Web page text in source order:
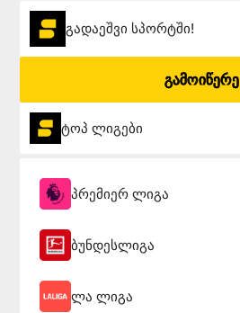
გადაეშვი სპორტში!
გამოიწერე
ტოპ ლიგები
პრემიერ ლიგა
ბუნდესლიგა
ლა ლიგა